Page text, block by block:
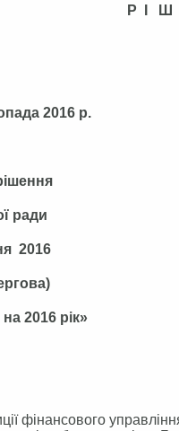
Р І
листопада
ради
2016
2016 рік»
управління